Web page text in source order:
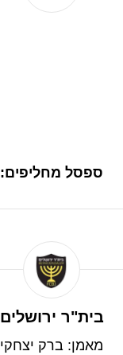
ספסל מחליפים:
בית"ר ירושלים
מאמן: ברק יצחקי